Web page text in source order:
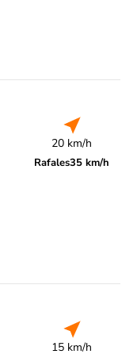
20 km/h
Rafales35 km/h
15 km/h